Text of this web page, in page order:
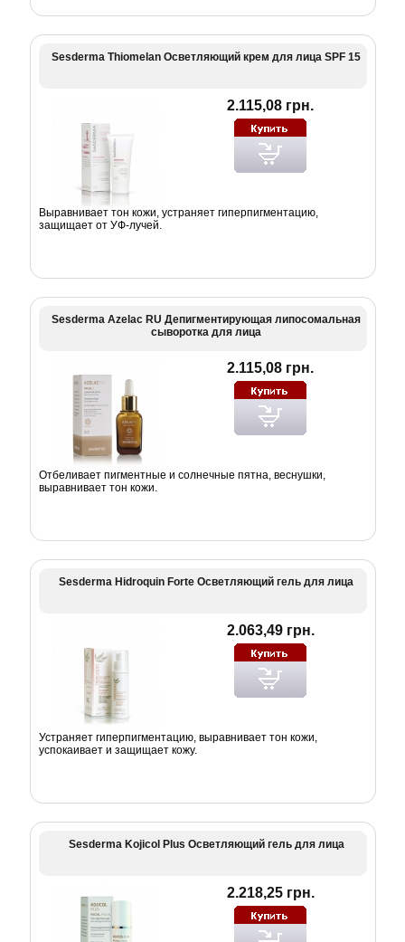
Sesderma Thiomelan Осветляющий крем для лица SPF 15
2.115,08 грн.
Выравнивает тон кожи, устраняет гиперпигментацию,
защищает от УФ-лучей.
Sesderma Azelac RU Депигментирующая липосомальная
сыворотка для лица
2.115,08 грн.
Отбеливает пигментные и солнечные пятна, веснушки,
выравнивает тон кожи.
Sesderma Hidroquin Forte Осветляющий гель для лица
2.063,49 грн.
Устраняет гиперпигментацию, выравнивает тон кожи,
успокаивает и защищает кожу.
Sesderma Kojicol Plus Осветляющий гель для лица
2.218,25 грн.